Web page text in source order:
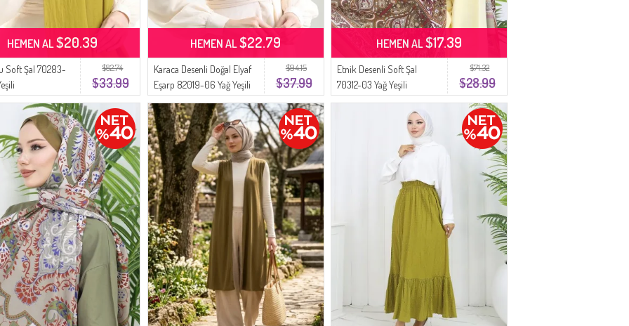
$82.74
$33.99
Soft Şal 70283-
HEMEN AL$20.39
$94.15
$37.99
Karaca Desenli Doğal Elyaf
Eşarp 82019-06 Yağ Yeşili
Fıstık Yeşili
HEMEN AL$22.79
$71.32
$28.99
Etnik Desenli Soft Şal
70312-03 Yağ Yeşili
HEMEN AL$17.39